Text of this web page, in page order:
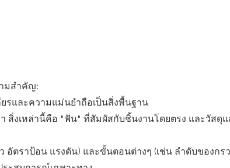
มสำคัญ:
รและความแม่นยำถือเป็นสิ่งพื้นฐาน
สิ่งเหล่านี้คือ "ฟัน" ที่สัมผัสกับชิ้นงานโดยตรง และวัสดุ
อัตราป้อน แรงดัน) และขั้นตอนต่างๆ (เช่น ลำดับของกร